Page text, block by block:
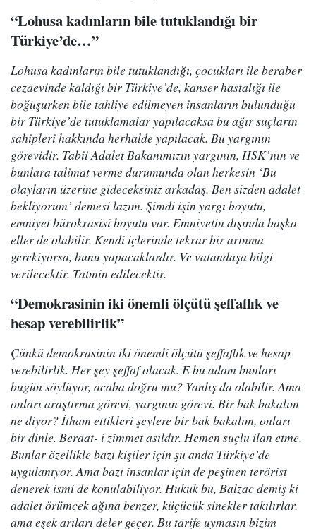
“Lohusa kadınların bile tutuklandığı bir
Türkiye’de…”
Lohusa kadınların bile tutuklandığı, çocukları ile beraber
cezaevinde kaldığı bir Türkiye’de, kanser hastalığı ile
boğuşurken bile tahliye edilmeyen insanların bulunduğu
bir Türkiye’de tutuklamalar yapılacaksa bu ağır suçların
sahipleri hakkında herhalde yapılacak. Bu yargının
görevidir. Tabii Adalet Bakanımızın yargının, HSK’nın ve
bunlara talimat verme durumunda olan herkesin ‘Bu
olayların üzerine gideceksiniz arkadaş. Ben sizden adalet
bekliyorum’ demesi lazım. Şimdi işin yargı boyutu,
emniyet bürokrasisi boyutu var. Emniyetin dışında başka
eller de olabilir. Kendi içlerinde tekrar bir arınma
gerekiyorsa, bunu yapacaklardır. Ve vatandaşa bilgi
verilecektir. Tatmin edilecektir.
“Demokrasinin iki önemli ölçütü şeffaflık ve
hesap verebilirlik”
Çünkü demokrasinin iki önemli ölçütü şeffaflık ve hesap
verebilirlik. Her şey şeffaf olacak. E bu adam bunları
bugün söylüyor, acaba doğru mu? Yanlış da olabilir. Ama
onları araştırma görevi, yargının görevi. Bir bak bakalım
ne diyor? İtham ettikleri şeylere bir bak bakalım, onları
bir dinle. Beraat- i zimmet asıldır. Hemen suçlu ilan etme.
Bunlar özellikle bazı kişiler için şu anda Türkiye’de
uygulanıyor. Ama bazı insanlar için de peşinen terörist
denerek ismi de konulabiliyor. Hukuk bu, Balzac demiş ki
adalet örümcek ağına benzer, küçücük sinekler takılırlar,
ama eşek arıları deler geçer. Bu tarife uymasın bizim